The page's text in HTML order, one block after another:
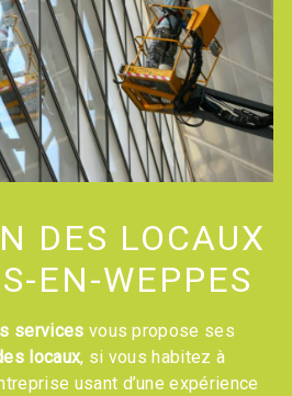
DES LOCAUX
EN-WEPPES
services vous propose ses
locaux, si vous habitez à
usant d’une expérience